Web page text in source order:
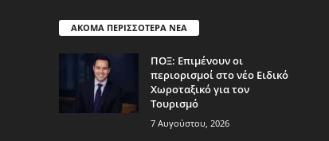
ΑΚΟΜΑ ΠΕΡΙΣΣΟΤΕΡΑ ΝΕΑ
ΠΟΞ: Επιμένουν οι
περιορισμοί στο νέο Ειδικό
Χωροταξικό για τον
Τουρισμό
7 Αυγούστου, 2026